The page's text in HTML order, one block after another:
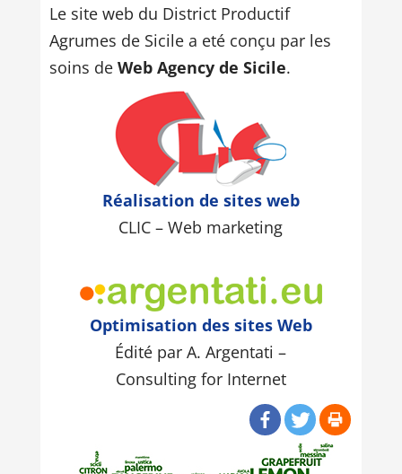
Le site web du District Productif
Agrumes de Sicile a eté conçu par les
soins de Web Agency de Sicile.
Réalisation de sites web
CLIC – Web marketing
Optimisation des sites Web
Édité par A. Argentati –
Consulting for Internet